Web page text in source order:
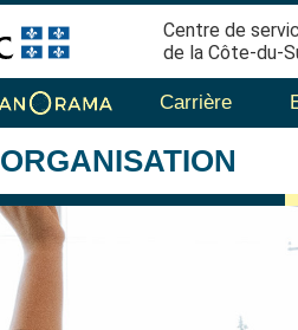
Centre de
de la Côte-du-
Carrière
ORGANISATION